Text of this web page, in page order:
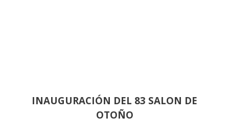
INAUGURACIÓN DEL 83 SALON DE
OTOÑO